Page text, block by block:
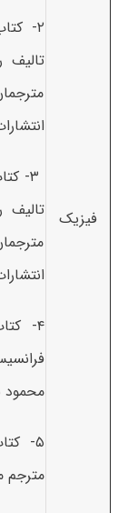
فیزیک
تالیف
تالیف
۴-
محمود
۵-
مترجم